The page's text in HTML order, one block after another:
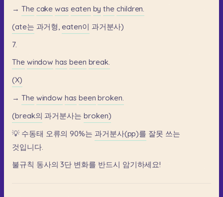
→ The cake was eaten by the children.
(ate는 과거형, eaten이 과거분사)
7.
The window has been break.
(X)
→ The window has been broken.
(break의 과거분사는 broken)
💡 수동태 오류의 90%는 과거분사(pp)를 잘못 쓰는
것입니다.
불규칙 동사의 3단 변화를 반드시 암기하세요!